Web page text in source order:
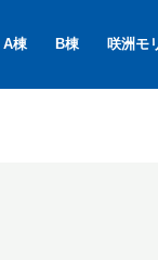
A棟 B棟 咲洲モ